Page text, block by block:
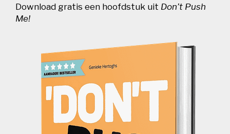
Download gratis een hoofdstuk uit Don’t Push
Me!